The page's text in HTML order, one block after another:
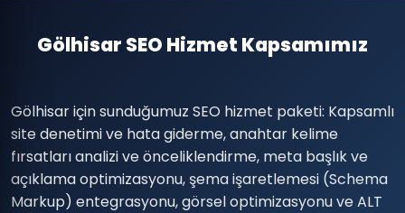
Gölhisar SEO Hizmet Kapsamımız
Gölhisar için sunduğumuz SEO hizmet paketi: Kapsamlı
site denetimi ve hata giderme, anahtar kelime
fırsatları analizi ve önceliklendirme, meta başlık ve
açıklama optimizasyonu, şema işaretlemesi (Schema
Markup) entegrasyonu, görsel optimizasyonu ve ALT